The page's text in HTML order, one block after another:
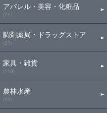
アパレル・美容・化粧品
(71)
調剤薬局・ドラッグストア
(25)
家具・雑貨
(119)
農林水産
(43)